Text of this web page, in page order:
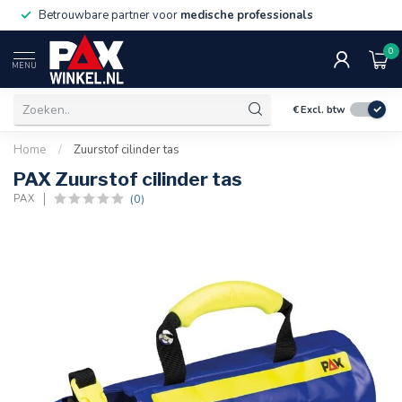
Betrouwbare partner voor medische professionals
MENU
0
€Excl. btw
Home / Zuurstof cilinder tas
PAX Zuurstof cilinder tas
PAX (0)